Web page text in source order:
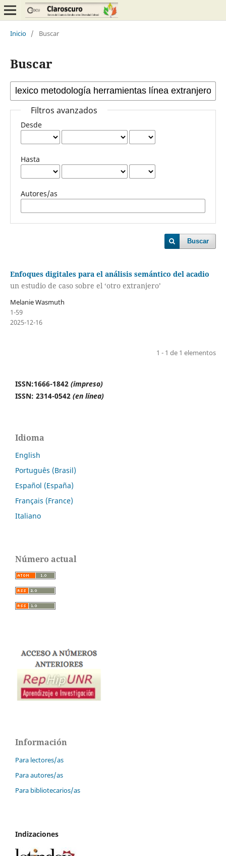
Inicio / Buscar
Buscar
Filtros avanzados
Desde
Hasta
Autores/as
Buscar
Enfoques digitales para el análisis semántico del acadio
un estudio de caso sobre el ‘otro extranjero’
Melanie Wasmuth
1-59
2025-12-16
1 - 1 de 1 elementos
ISSN:1666-1842 (impreso)
ISSN: 2314-0542 (en línea)
Idioma
English
Português (Brasil)
Español (España)
Français (France)
Italiano
Número actual
Información
Para lectores/as
Para autores/as
Para bibliotecarios/as
Indizaciones